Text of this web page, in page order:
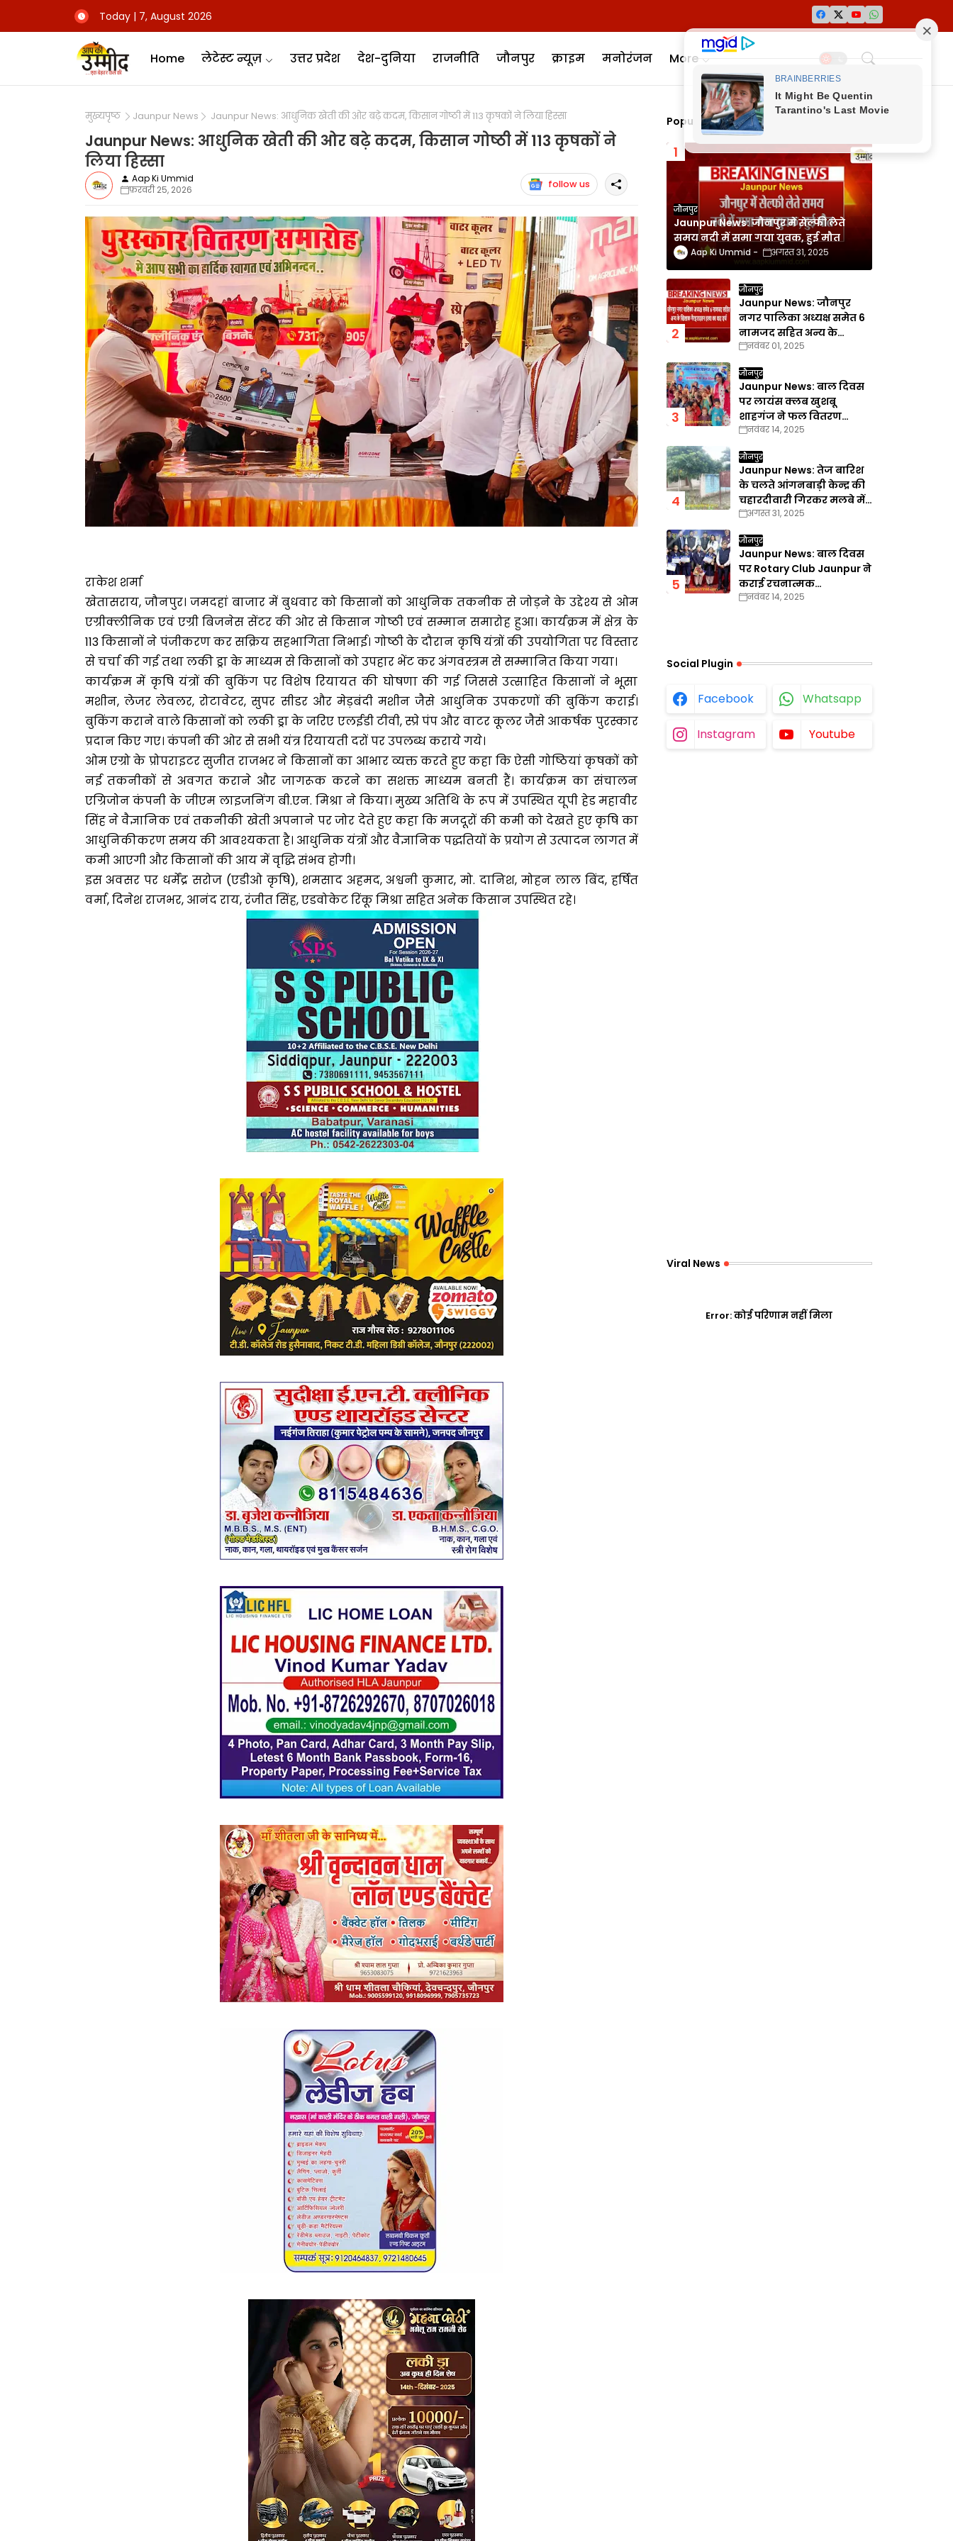
Today | 7, August 2026
Home लेटेस्ट न्यूज़ उत्तर प्रदेश देश-दुनिया राजनीति जौनपुर क्राइम मनोरंजन More
मुख्यपृष्ठ Jaunpur News Jaunpur News: आधुनिक खेती की ओर बढ़े कदम, किसान गोष्ठी में 113 कृषकों ने लिया हिस्सा
Jaunpur News: आधुनिक खेती की ओर बढ़े कदम, किसान गोष्ठी में 113 कृषकों ने
लिया हिस्सा
Aap Ki Ummid
फ़रवरी 25, 2026
follow us
राकेश शर्मा
खेतासराय, जौनपुर। जमदहां बाजार में बुधवार को किसानों को आधुनिक तकनीक से जोड़ने के उद्देश्य से ओम
एग्रीक्लीनिक एवं एग्री बिजनेस सेंटर की ओर से किसान गोष्ठी एवं सम्मान समारोह हुआ। कार्यक्रम में क्षेत्र के
113 किसानों ने पंजीकरण कर सक्रिय सहभागिता निभाई। गोष्ठी के दौरान कृषि यंत्रों की उपयोगिता पर विस्तार
से चर्चा की गई तथा लकी ड्रा के माध्यम से किसानों को उपहार भेंट कर अंगवस्त्रम से सम्मानित किया गया।
कार्यक्रम में कृषि यंत्रों की बुकिंग पर विशेष रियायत की घोषणा की गई जिससे उत्साहित किसानों ने भूसा
मशीन, लेजर लेवलर, रोटावेटर, सुपर सीडर और मेड़बंदी मशीन जैसे आधुनिक उपकरणों की बुकिंग कराई।
बुकिंग कराने वाले किसानों को लकी ड्रा के जरिए एलईडी टीवी, स्प्रे पंप और वाटर कूलर जैसे आकर्षक पुरस्कार
प्रदान किए गए। कंपनी की ओर से सभी यंत्र रियायती दरों पर उपलब्ध कराये गये।
ओम एग्रो के प्रोपराइटर सुजीत राजभर ने किसानों का आभार व्यक्त करते हुए कहा कि ऐसी गोष्ठियां कृषकों को
नई तकनीकों से अवगत कराने और जागरूक करने का सशक्त माध्यम बनती हैं। कार्यक्रम का संचालन
एग्रिजोन कंपनी के जीएम लाइजनिंग बी.एन. मिश्रा ने किया। मुख्य अतिथि के रूप में उपस्थित यूपी हेड महावीर
सिंह ने वैज्ञानिक एवं तकनीकी खेती अपनाने पर जोर देते हुए कहा कि मजदूरों की कमी को देखते हुए कृषि का
आधुनिकीकरण समय की आवश्यकता है। आधुनिक यंत्रों और वैज्ञानिक पद्धतियों के प्रयोग से उत्पादन लागत में
कमी आएगी और किसानों की आय में वृद्धि संभव होगी।
इस अवसर पर धर्मेंद्र सरोज (एडीओ कृषि), शमसाद अहमद, अश्वनी कुमार, मो. दानिश, मोहन लाल बिंद, हर्षित
वर्मा, दिनेश राजभर, आनंद राय, रंजीत सिंह, एडवोकेट रिंकू मिश्रा सहित अनेक किसान उपस्थित रहे।
Popular Posts
जौनपुर
Jaunpur News: जौनपुर में सेल्फी लेते
समय नदी में समा गया युवक, हुई मौत
Aap Ki Ummid अगस्त 31, 2025
जौनपुर
Jaunpur News: जौनपुर
नगर पालिका अध्यक्ष समेत 6
नामजद सहित अन्य के
खिलाफ गैरइरादतन हत्या का
नवंबर 01, 2025
जौनपुर
Jaunpur News: बाल दिवस
पर लायंस क्लब खुशबू
शाहगंज ने फल वितरण
कार्यक्रम का किया आयोजन
नवंबर 14, 2025
जौनपुर
Jaunpur News: तेज बारिश
के चलते आंगनबाड़ी केन्द्र की
चहारदीवारी गिरकर मलबे में
तब्दील
अगस्त 31, 2025
जौनपुर
Jaunpur News: बाल दिवस
पर Rotary Club Jaunpur ने
कराई रचनात्मक
प्रतियोगिताएँ
नवंबर 14, 2025
Social Plugin
Facebook Whatsapp
Instagram Youtube
Viral News
Error:कोई परिणाम नहीं मिला